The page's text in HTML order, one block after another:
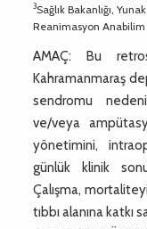
3Sağlık Bakanlığı,
Reanimasyon
AMAÇ: Bu
Kahramanmaraş
sendromu
ve/veya
yönetimini,
günlük klinik
Çalışma,
tıbbı alanına